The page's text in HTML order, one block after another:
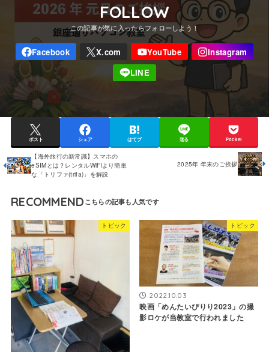
FOLLOW
ポスト シェア はてブ 送る Pocket
【海外旅行の新常識】スマホの
eSIMとは？レンタルWiFiより簡単
な「トリファ(trifa)」を解説
2025年 年末のご挨拶
RECOMMEND
トピック トピック
2022.10.03
映画「めんたいぴりり2023」の撮
影ロケが当教室で行われました